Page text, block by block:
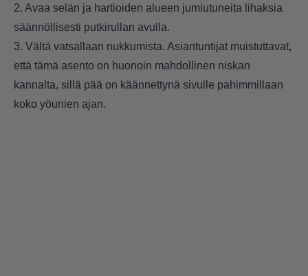
2. Avaa selän ja hartioiden alueen jumiutuneita lihaksia
säännöllisesti putkirullan avulla.
3. Vältä vatsallaan nukkumista. Asiantuntijat muistuttavat,
että tämä asento on huonoin mahdollinen niskan
kannalta, sillä pää on käännettynä sivulle pahimmillaan
koko yöunien ajan.